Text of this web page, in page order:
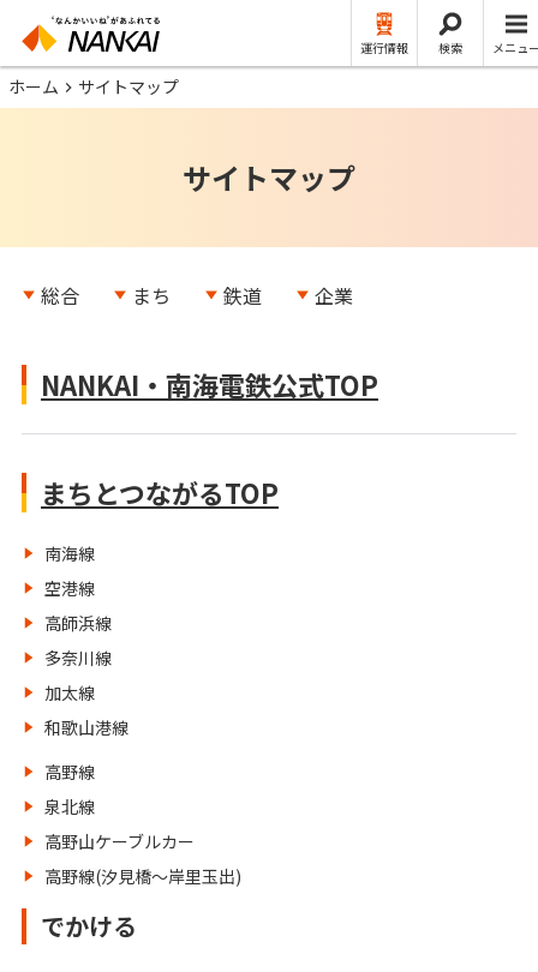
運行情報 検索 メニュ
ホーム サイトマップ
サイトマップ
総合 まち 鉄道 企業
NANKAI・南海電鉄公式TOP
まちとつながるTOP
南海線
空港線
高師浜線
多奈川線
加太線
和歌山港線
高野線
泉北線
高野山ケーブルカー
高野線(汐見橋～岸里玉出)
でかける